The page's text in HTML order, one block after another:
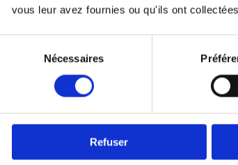
vous leur avez fournies ou qu'ils ont
consentement
Nécessaires
Refuser
https://www.ameli.fr/entreprise/
Retrouvez nos différentes solutions de